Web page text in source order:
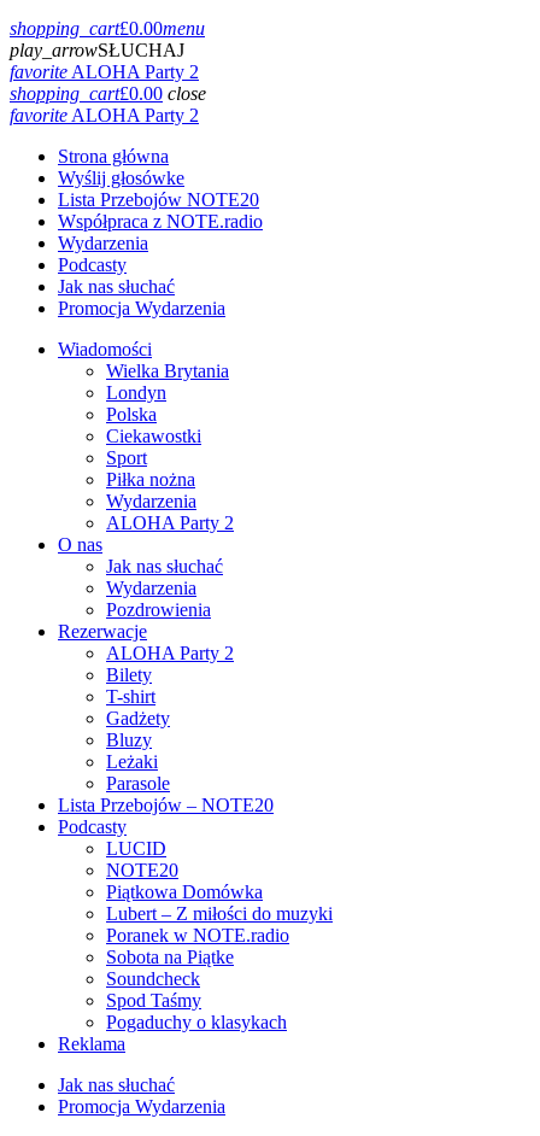
shopping_cart£0.00menu
play_arrowSŁUCHAJ
favoriteALOHA Party 2
shopping_cart£0.00 close
favoriteALOHA Party 2
Strona główna
Wyślij głosówke
Lista Przebojów NOTE20
Współpraca z NOTE.radio
Wydarzenia
Podcasty
Jak nas słuchać
Promocja Wydarzenia
Wiadomości
Wielka Brytania
Londyn
Polska
Ciekawostki
Sport
Piłka nożna
Wydarzenia
ALOHA Party 2
O nas
Jak nas słuchać
Wydarzenia
Pozdrowienia
Rezerwacje
ALOHA Party 2
Bilety
T-shirt
Gadżety
Bluzy
Leżaki
Parasole
Lista Przebojów – NOTE20
Podcasty
LUCID
NOTE20
Piątkowa Domówka
Lubert – Z miłości do muzyki
Poranek w NOTE.radio
Sobota na Piątke
Soundcheck
Spod Taśmy
Pogaduchy o klasykach
Reklama
Jak nas słuchać
Promocja Wydarzenia